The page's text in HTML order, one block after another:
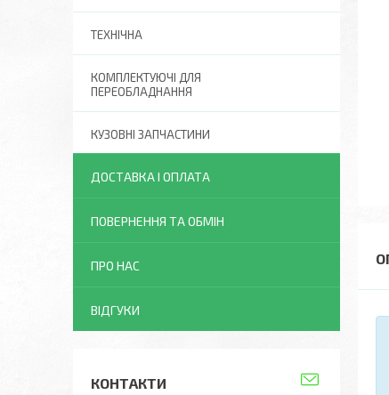
ТЕХНІЧНА
КОМПЛЕКТУЮЧІ ДЛЯ
ПЕРЕОБЛАДНАННЯ
КУЗОВНІ ЗАПЧАСТИНИ
ДОСТАВКА І ОПЛАТА
ПОВЕРНЕННЯ ТА ОБМІН
ПРО НАС
ВІДГУКИ
КОНТАКТИ